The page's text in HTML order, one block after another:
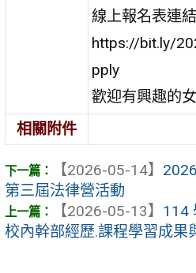
線上報名表連結
https://bit.ly/
pply
歡迎有興趣的
相關附件
【2026-05-14】
第三屆法律營活動
【2026-05-13】 114
校內幹部經歷.課程學習成果